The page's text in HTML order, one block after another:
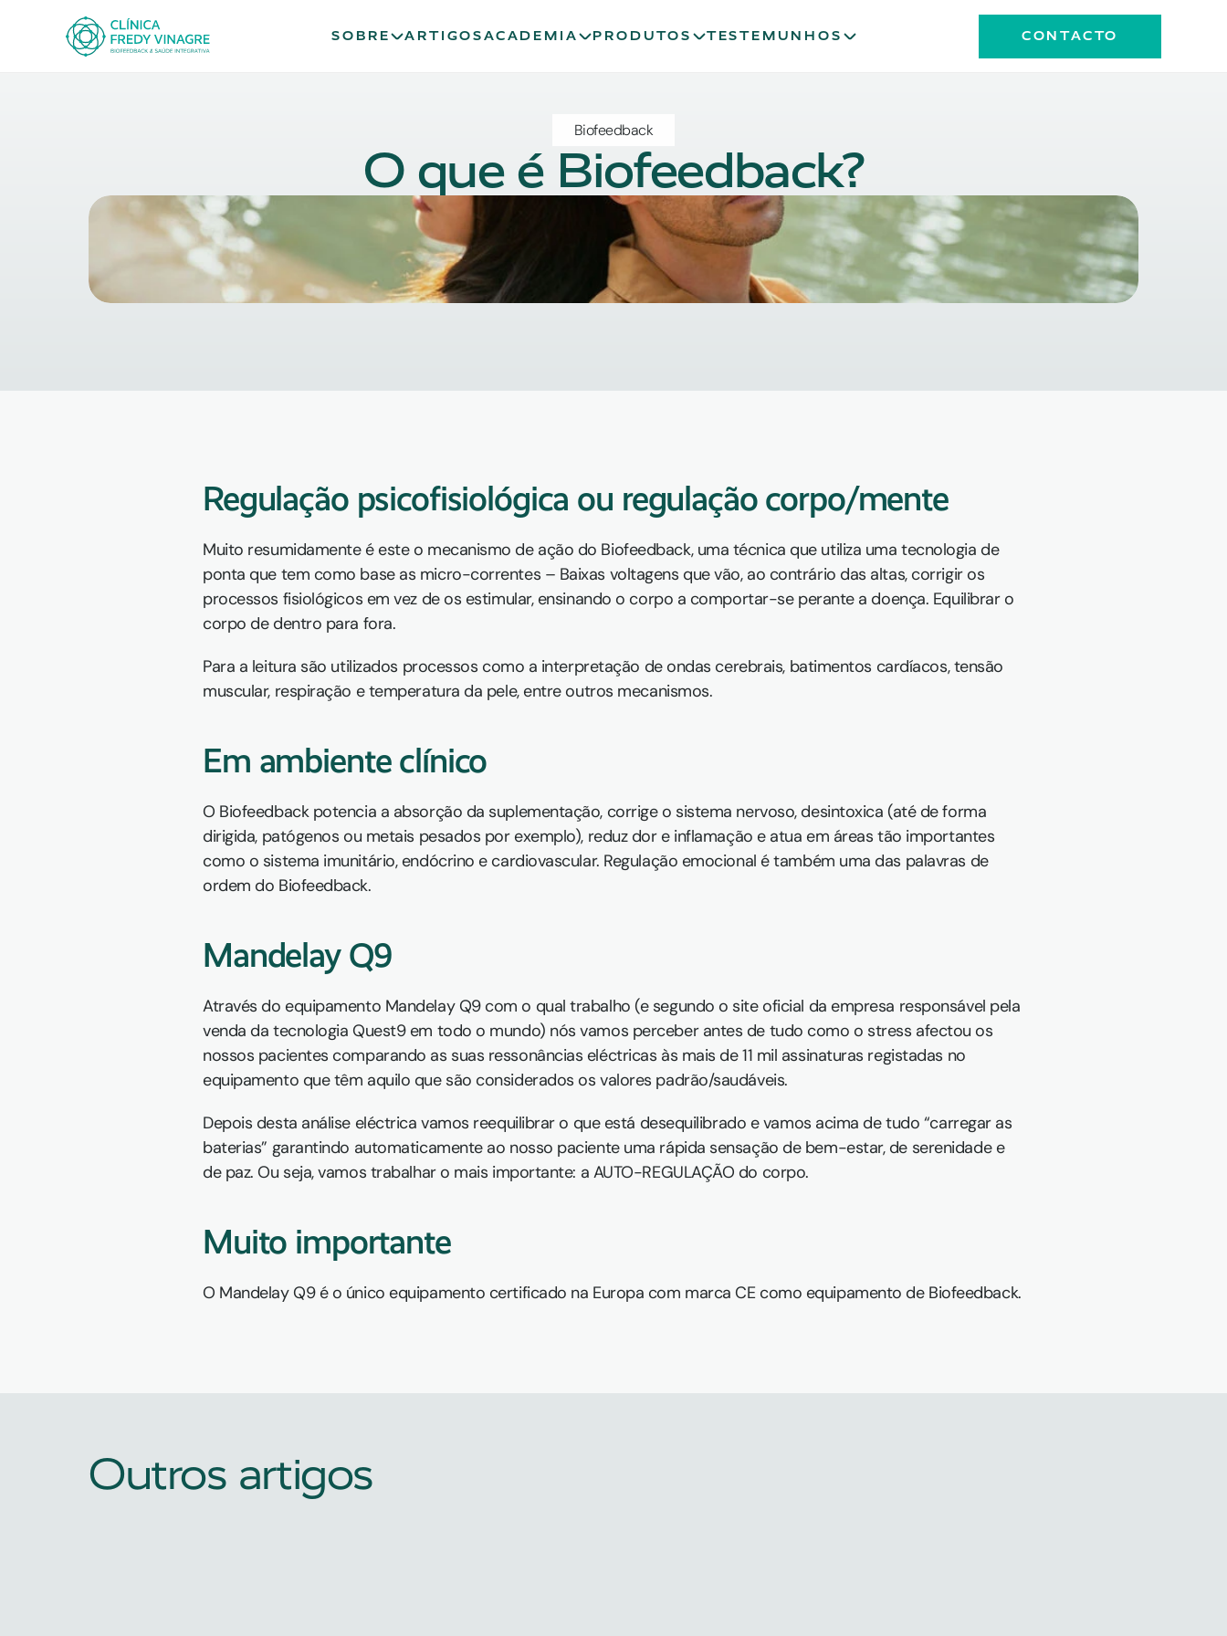
SOBRE ARTIGOSACADEMIA PRODUTOS TESTEMUNHOS CONTACTO
Biofeedback
O que é Biofeedback?
Regulação psicofisiológica ou regulação corpo/mente
Muito resumidamente é este o mecanismo de ação do Biofeedback, uma técnica que utiliza uma tecnologia de
ponta que tem como base as micro-correntes – Baixas voltagens que vão, ao contrário das altas, corrigir os
processos fisiológicos em vez de os estimular, ensinando o corpo a comportar-se perante a doença. Equilibrar o
corpo de dentro para fora.
Para a leitura são utilizados processos como a interpretação de ondas cerebrais, batimentos cardíacos, tensão
muscular, respiração e temperatura da pele, entre outros mecanismos.
Em ambiente clínico
O Biofeedback potencia a absorção da suplementação, corrige o sistema nervoso, desintoxica (até de forma
dirigida, patógenos ou metais pesados por exemplo), reduz dor e inflamação e atua em áreas tão importantes
como o sistema imunitário, endócrino e cardiovascular. Regulação emocional é também uma das palavras de
ordem do Biofeedback.
Mandelay Q9
Através do equipamento Mandelay Q9 com o qual trabalho (e segundo o site oficial da empresa responsável pela
venda da tecnologia Quest9 em todo o mundo) nós vamos perceber antes de tudo como o stress afectou os
nossos pacientes comparando as suas ressonâncias eléctricas às mais de 11 mil assinaturas registadas no
equipamento que têm aquilo que são considerados os valores padrão/saudáveis.
Depois desta análise eléctrica vamos reequilibrar o que está desequilibrado e vamos acima de tudo “carregar as
baterias” garantindo automaticamente ao nosso paciente uma rápida sensação de bem-estar, de serenidade e
de paz. Ou seja, vamos trabalhar o mais importante: a AUTO-REGULAÇÃO do corpo.
Muito importante
O Mandelay Q9 é o único equipamento certificado na Europa com marca CE como equipamento de Biofeedback.
Outros artigos